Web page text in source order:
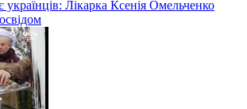
українців: Лікарка Ксенія Омельченко